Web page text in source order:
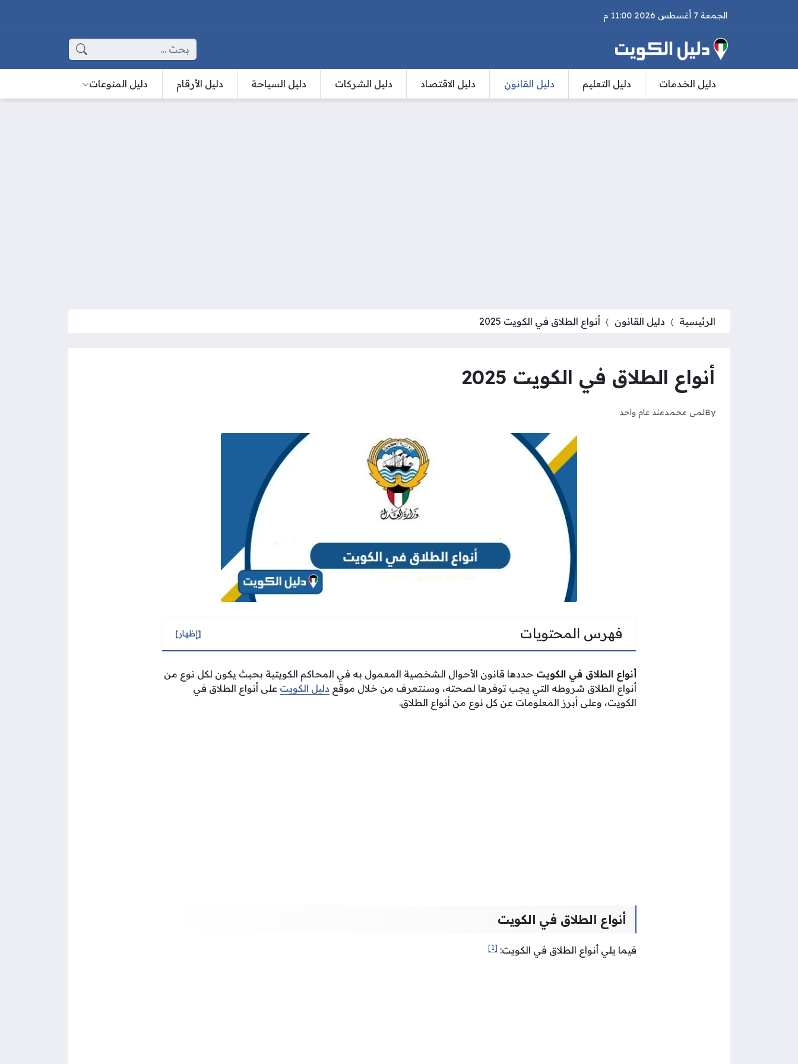
الجمعة 7 أغسطس 2026 11:00 م
البحث عن:
دليل الخدمات دليل التعليم دليل القانون دليل الاقتصاد دليل الشركات دليل السياحة دليل الأرقام دليل المنوعات
الرئيسية دليل القانون أنواع الطلاق في الكويت 2025
أنواع الطلاق في الكويت 2025
Byلمى محمدمنذ عام واحد
فهرس المحتويات [إظهار]
أنواع الطلاق في الكويت حددها قانون الأحوال الشخصية المعمول به في المحاكم الكويتية بحيث يكون لكل نوع من
أنواع الطلاق شروطه التي يجب توفرها لصحته، وسنتعرف من خلال موقع دليل الكويت على أنواع الطلاق في
الكويت، وعلى أبرز المعلومات عن كل نوع من أنواع الطلاق.
أنواع الطلاق في الكويت
فيما يلي أنواع الطلاق في الكويت: [1]